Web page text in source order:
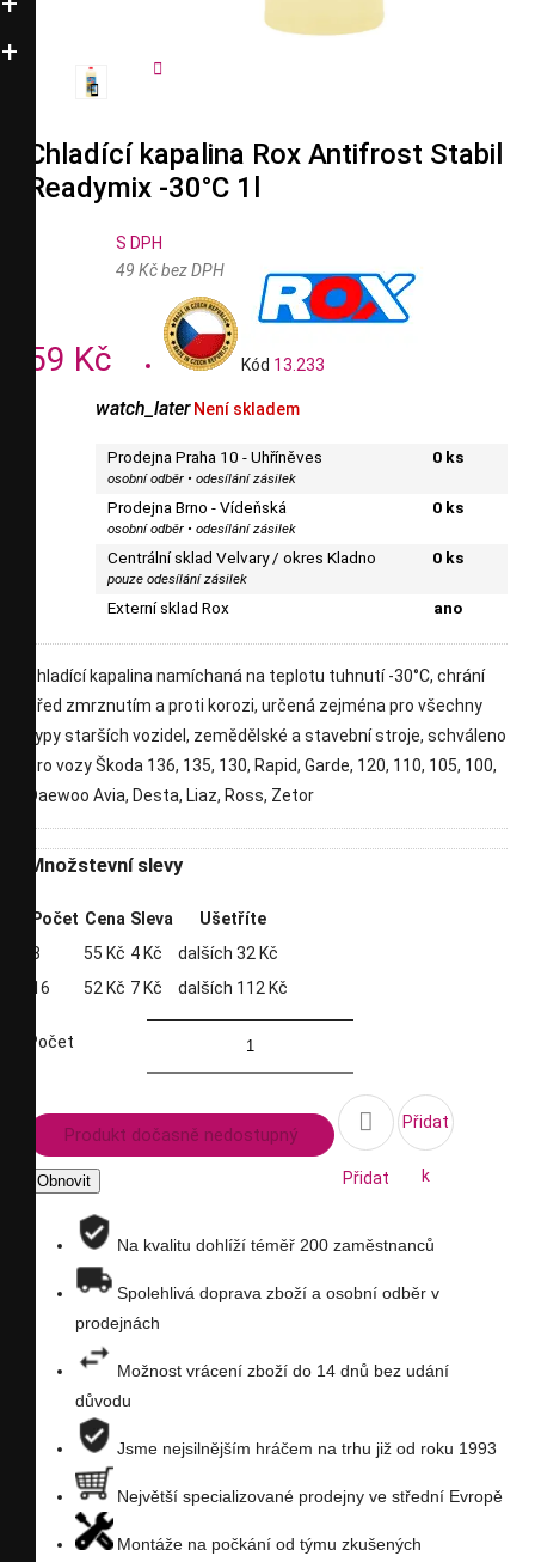


Chladící kapalina Rox Antifrost Stabil
Readymix -30°C 1l
59 Kč
S DPH
49 Kč bez DPH
Kód 13.233
watch_later Není skladem
Prodejna Praha 10 - Uhříněves
osobní odběr • odesílání zásilek
0 ks
Prodejna Brno - Vídeňská
osobní odběr • odesílání zásilek
0 ks
Centrální sklad Velvary / okres Kladno
pouze odesílání zásilek
0 ks
Externí sklad Rox ano
chladící kapalina namíchaná na teplotu tuhnutí -30°C, chrání
před zmrznutím a proti korozi, určená zejména pro všechny
typy starších vozidel, zemědělské a stavební stroje, schváleno
pro vozy Škoda 136, 135, 130, Rapid, Garde, 120, 110, 105, 100,
Daewoo Avia, Desta, Liaz, Ross, Zetor
Množstevní slevy
Počet Cena Sleva
Ušetříte
8
55 Kč 4 Kč
dalších 32 Kč
16
52 Kč 7 Kč dalších 112 Kč
Počet
Produkt dočasně nedostupný 
Přidat
seznam
Přidat
k
Na kvalitu dohlíží téměř 200 zaměstnanců
Spolehlivá doprava zboží a osobní odběr v
prodejnách
Možnost vrácení zboží do 14 dnů bez udání
důvodu
Jsme nejsilnějším hráčem na trhu již od roku 1993
Největší specializované prodejny ve střední Evropě
Montáže na počkání od týmu zkušených